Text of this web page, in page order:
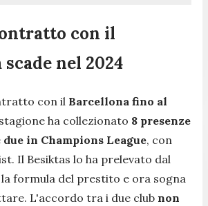
con il
nel 2024
con il Barcellona fino al
ha collezionato 8 presenze
due in Champions League, con
Il Besiktas lo ha prelevato dal
formula del prestito e ora sogna
L'accordo tra i due club non